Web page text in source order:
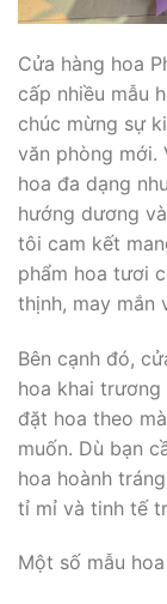
Cửa hàng hoa
cấp nhiều mẫu
chúc mừng sự
văn phòng mới.
hoa đa dạng
hướng dương
tôi cam kết
phẩm hoa tươi
thịnh, may mắn
Bên cạnh đó,
hoa khai
đặt hoa theo
muốn. Dù bạn
hoa hoành
tỉ mỉ và tinh tế
Một số mẫu